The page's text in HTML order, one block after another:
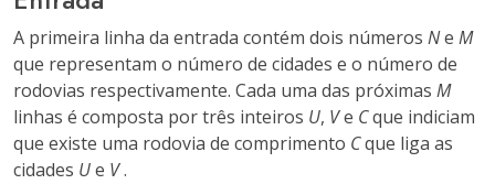
A primeira linha da entrada contém dois números Ne M
que representam o número de cidades e o número de
rodovias respectivamente. Cada uma das próximas M
linhas é composta por três inteiros U, Ve Cque indiciam
que existe uma rodovia de comprimento Cque liga as
cidades Ue V.